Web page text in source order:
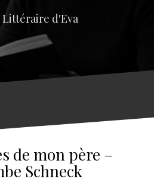
Littéraire d'Eva
de mon père –
Schneck